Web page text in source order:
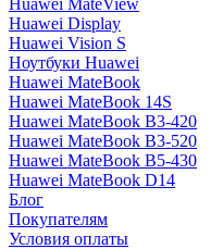
Huawei MateView
Huawei Display
Huawei Vision S
Ноутбуки Huawei
Huawei MateBook
Huawei MateBook 14S
Huawei MateBook B3-420
Huawei MateBook B3-520
Huawei MateBook B5-430
Huawei MateBook D14
Блог
Покупателям
Условия оплаты